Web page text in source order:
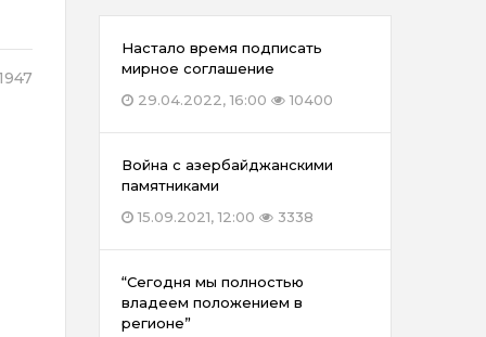
Настало время подписать
мирное соглашение
29.04.2022, 16:00
10400
Война с азербайджанскими
памятниками
15.09.2021, 12:00
3338
“Сегодня мы полностью
владеем положением в
регионе”